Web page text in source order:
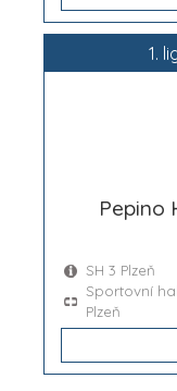
1.
Pepino
SH 3 Plzeň
Sportovní
Plzeň